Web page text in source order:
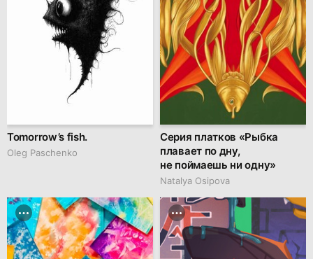
Tomorrow’s fish.
Oleg Paschenko
Серия платков «Рыбка
плавает по дну,
не поймаешь ни одну»
Natalya Osipova